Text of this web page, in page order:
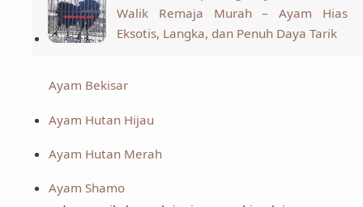
Walik Remaja Murah – Ayam Hias
Eksotis, Langka, dan Penuh Daya Tarik
Ayam Bekisar
Ayam Hutan Hijau
Ayam Hutan Merah
Ayam Shamo